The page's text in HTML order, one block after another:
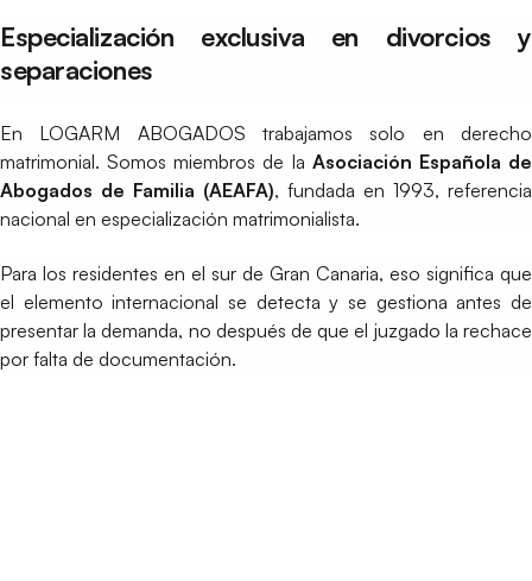
Especialización exclusiva en divorcios y
separaciones
En LOGARM ABOGADOS trabajamos solo en derecho
matrimonial. Somos miembros de la Asociación Española de
Abogados de Familia (AEAFA), fundada en 1993, referencia
nacional en especialización matrimonialista.
Para los residentes en el sur de Gran Canaria, eso significa que
el elemento internacional se detecta y se gestiona antes de
presentar la demanda, no después de que el juzgado la rechace
por falta de documentación.